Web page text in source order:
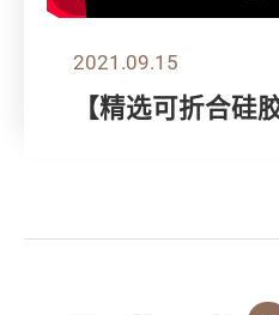
2021.09.15
【精选可折合硅